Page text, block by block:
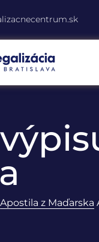
Apostila z Maďarska